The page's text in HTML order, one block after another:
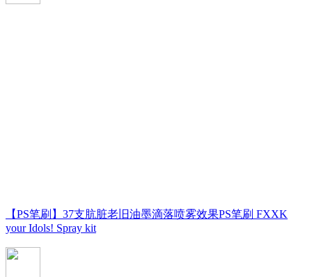
【PS笔刷】37支肮脏老旧油墨滴落喷雾效果PS笔刷 FXXK
your Idols! Spray kit